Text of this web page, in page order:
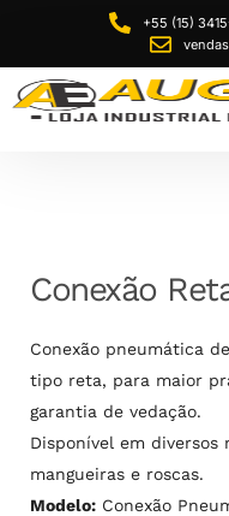
+55 (15)
Conexão
Conexão pneumática
tipo reta, para maior
garantia de vedação.
Disponível em diversos
mangueiras e roscas.
Modelo: Conexão